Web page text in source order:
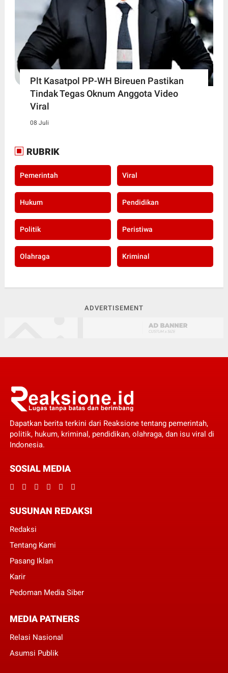
Plt Kasatpol PP-WH Bireuen Pastikan
Tindak Tegas Oknum Anggota Video
Viral
08 Juli
RUBRIK
Pemerintah Viral
Hukum Pendidikan
Politik Peristiwa
Olahraga Kriminal
ADVERTISEMENT
Dapatkan berita terkini dari Reaksione tentang pemerintah,
politik, hukum, kriminal, pendidikan, olahraga, dan isu viral di
Indonesia.
SOSIAL MEDIA
SUSUNAN REDAKSI
Redaksi
Tentang Kami
Pasang Iklan
Karir
Pedoman Media Siber
MEDIA PATNERS
Relasi Nasional
Asumsi Publik